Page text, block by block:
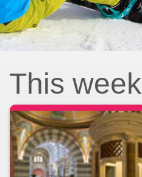
This week